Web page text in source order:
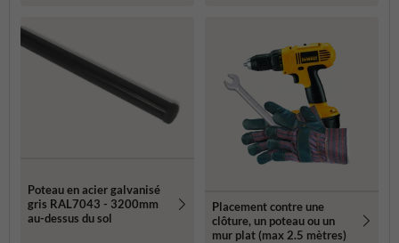
Poteau en acier galvanisé
gris RAL7043 - 3200mm
au-dessus du sol
Placement contre une
clôture, un poteau ou un
mur plat (max 2.5 mètres)